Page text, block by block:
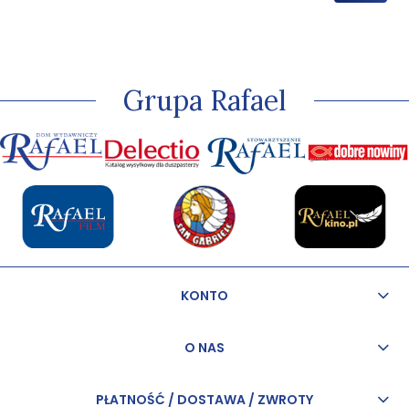
Grupa Rafael
KONTO
O NAS
PŁATNOŚĆ / DOSTAWA / ZWROTY